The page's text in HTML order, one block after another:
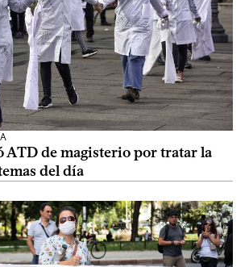
ATD de magisterio por tratar la
del día